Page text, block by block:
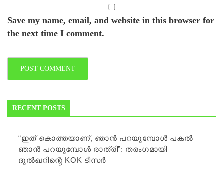
Save my name, email, and website in this browser for
the next time I comment.
RECENT POSTS
“ഇത് കൊത്തയാണ്, ഞാൻ പറയുമ്പോൾ പകൽ
ഞാൻ പറയുമ്പോൾ രാത്രി”: തരംഗമായി
ദുൽഖറിന്റെ KOK ടീസർ